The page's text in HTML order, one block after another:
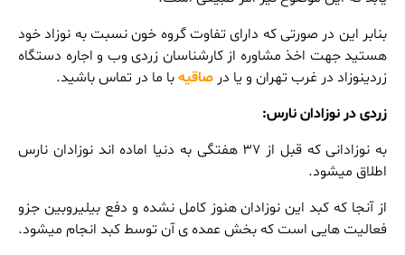
بنابر این در صورتی که دارای تفاوت گروه خون نسبت به نوزاد خود
هستید جهت اخذ مشاوره از کارشناسان زردی وب و اجاره دستگاه
زردینوزاد در غرب تهران و یا در صاقیهبا ما در تماس باشید.
زردی در نوزادان نارس:
به نوزادانی که قبل از 37 هفتگی به دنیا اماده اند نوزادان نارس
اطلاق میشود.
از آنجا که کبد این نوزادان هنوز کامل نشده و دفع بیلیروبین جزو
فعالیت هایی است که بخش عمده ی آن توسط کبد انجام میشود.